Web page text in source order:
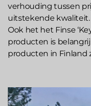
verhouding tussen
uitstekende kwaliteit.
Ook het het Finse
producten is
producten in Finland